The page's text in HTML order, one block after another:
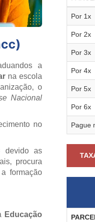
a
na escola
o
Nacional
no
devido as
procura
formação
Educação
Por 1x
Por 2x
Por 3x
Por 4x
Por 5x
Por 6x
Pague